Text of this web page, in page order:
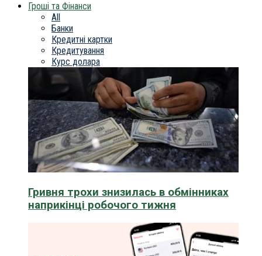
Гроші та Фінанси
All
Банки
Кредитні картки
Кредитування
Курс долара
Гривня трохи знизилась в обмінниках
наприкінці робочого тижня